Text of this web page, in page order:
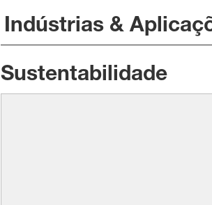
Indústrias &
Sustentabilidade